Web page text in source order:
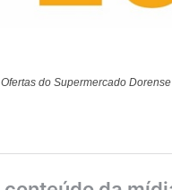
Ofertas do Supermercado Dorense